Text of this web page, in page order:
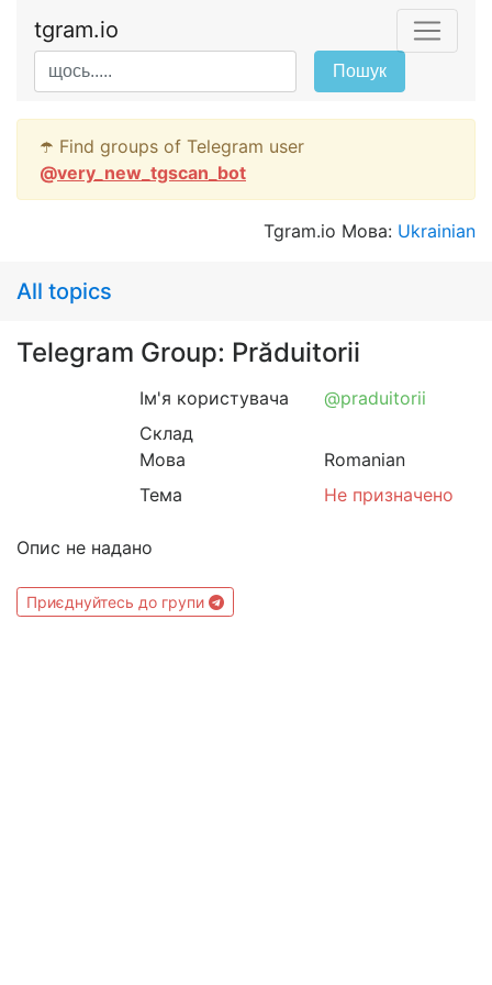
tgram.io
Пошук
☂️ Find groups of Telegram user
@very_new_tgscan_bot
Tgram.io Мова: Ukrainian
All topics
Telegram Group: Prăduitorii
Ім'я користувача
@praduitorii
Склад
Мова
Romanian
Тема
Не призначено
Опис не надано
Приєднуйтесь до групи